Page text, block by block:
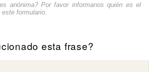
anónima? Por favor informanos quién es el
este formulario
esta frase?